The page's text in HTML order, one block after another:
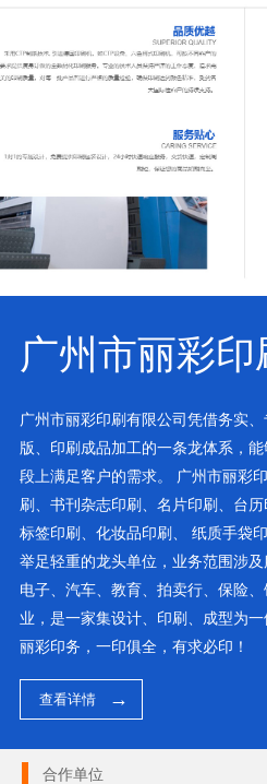
广州市丽彩印
广州市丽彩印刷有限公司凭借务实
版、印刷成品加工的一条龙体系，
段上满足客户的需求。 广州市丽彩
刷、书刊杂志印刷、名片印刷、台历
标签印刷、化妆品印刷、 纸质手袋
举足轻重的龙头单位，业务范围涉及
电子、汽车、教育、拍卖行、保险
业，是一家集设计、印刷、成型为一
丽彩印务，一印俱全，有求必印！
查看详情
合作单位